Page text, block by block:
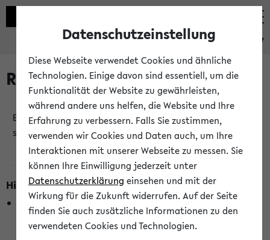
eKVV
Raumänderungen
Es wurden keine Raumänderungen an jetzt
stattfindenden Veranstaltungen gefunden!
Hinweise zur Liste der Raumänderungen
In dieser Liste werden nur Veranstaltungstermine
berücksichtigt, die gerade oder innerhalb der nächsten 2
Stunden stattfinden. Berücksichtigt werden nur Termine,
Datenschutzeinstellung
Diese Webseite verwendet Cookies und ähnliche
Technologien. Einige davon sind essentiell, um die
Funktionalität der Website zu gewährleisten,
während andere uns helfen, die Website und Ihre
Erfahrung zu verbessern. Falls Sie zustimmen,
verwenden wir Cookies und Daten auch, um Ihre
Interaktionen mit unserer Webseite zu messen. Sie
können Ihre Einwilligung jederzeit unter
Datenschutzerklärung einsehen und mit der
Wirkung für die Zukunft widerrufen. Auf der Seite
finden Sie auch zusätzliche Informationen zu den
verwendeten Cookies und Technologien.